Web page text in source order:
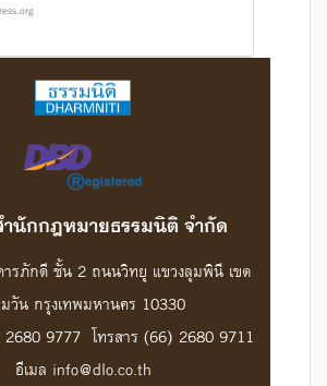
นักกฎหมายธรรมนิติ จํากัด
ารภักดี ชั้น 2 ถนนวิทยุ แขวงลุมพินี เขต
วัน กรุงเทพมหานคร 10330
9777 โทรสาร (66) 2680 9711
อีเมล info@dlo.co.th